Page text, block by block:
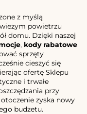
z myślą
powietrzu
domu. Dzięki naszej
, kody rabatowe
sprzęty
cieszyć się
ofertę Sklepu
i trwałe
przy
zyska nowy
budżetu.